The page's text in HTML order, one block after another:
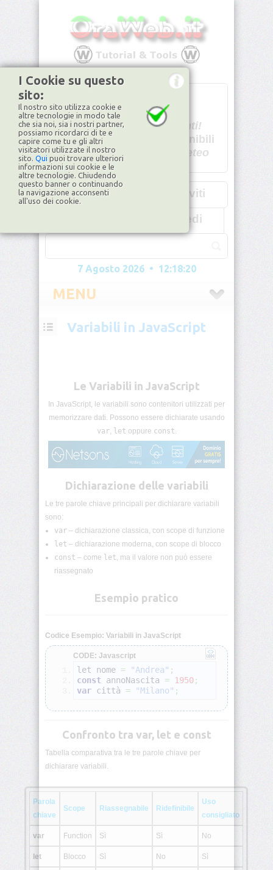
U - -
Spiacenti!
non disponibili
Dati meteo
©2026ilMeteo.it
Iscriviti
Accedi
7 Agosto 2026 • 12:18:20
MENU
JavaScript
nel
primo
script
JavaScript
Console
strumenti
Variabili
JS
Operatori
JS
Condizioni
JS
base
Parametri
e
scope
Arrow
functions
Variabili in JavaScript
Le Variabili in JavaScript
In JavaScript, le variabili sono contenitori utilizzati per
memorizzare dati. Possono essere dichiarate usando
var, let oppure const.
Dichiarazione delle variabili
Le tre parole chiave principali per dichiarare variabili
sono:
var – dichiarazione classica, con scope di funzione
let – dichiarazione moderna, con scope di blocco
const – come let, ma il valore non può essere
riassegnato
Esempio pratico
Codice Esempio: Variabili in JavaScript
CODE: Javascript
let nome = "Andrea" ;
const annoNascita = 1950;
var città = "Milano" ;
Confronto tra var, let e const
Tabella comparativa tra le tre parole chiave per
dichiarare variabili.
Parola
chiave
Scope Riassegnabile Ridefinibile
Uso
consigliato
var Function Sì Sì No
let Blocco Sì No Sì
I Cookie su questo
sito:
Il nostro sito utilizza cookie e
altre tecnologie in modo tale
che sia noi, sia i nostri partner,
possiamo ricordarci di te e
capire come tu e gli altri
visitatori utilizzate il nostro
sito. Qui puoi trovare ulteriori
informazioni sui cookie e le
altre tecnologie. Chiudendo
questo banner o continuando
la navigazione acconsenti
all'uso dei cookie.